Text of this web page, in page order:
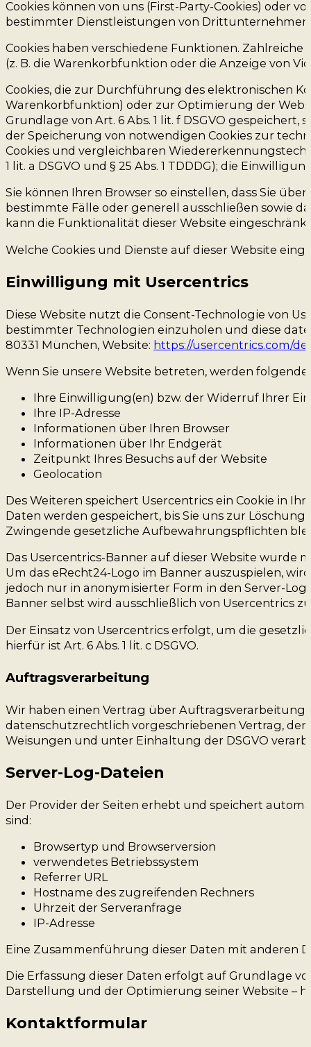
Cookies können von uns (First-Party-Cookies) oder
bestimmter Dienstleistungen von Drittunternehmen
Cookies haben verschiedene Funktionen.
(z. B. die Warenkorbfunktion oder die Anzeige von
Cookies, die zur Durchführung des elektronischen
Warenkorbfunktion) oder zur Optimierung der
Grundlage von Art. 6 Abs. 1 lit. f DSGVO
der Speicherung von notwendigen Cookies zur
Cookies und vergleichbaren
1 lit. a DSGVO und § 25 Abs. 1 TDDDG); die
Sie können Ihren Browser so einstellen, dass Sie
bestimmte Fälle oder generell ausschließen sowie
kann die Funktionalität dieser Website
Welche Cookies und Dienste auf dieser Website
Einwilligung mit Usercentrics
Diese Website nutzt die Consent-Technologie von
bestimmter Technologien einzuholen und diese
80331 München, Website: https://usercentrics.com/de/
Wenn Sie unsere Website betreten, werden
Ihre Einwilligung(en) bzw. der Widerruf Ihrer
Ihre IP-Adresse
Informationen über Ihren Browser
Informationen über Ihr Endgerät
Zeitpunkt Ihres Besuchs auf der Website
Geolocation
Des Weiteren speichert Usercentrics ein Cookie in
Daten werden gespeichert, bis Sie uns zur
Zwingende gesetzliche Aufbewahrungspflichten
Das Usercentrics-Banner auf dieser Website wurde
Um das eRecht24-Logo im Banner auszuspielen,
jedoch nur in anonymisierter Form in den Server-
Banner selbst wird ausschließlich von Usercentrics
Der Einsatz von Usercentrics erfolgt, um die
hierfür ist Art. 6 Abs. 1 lit. c DSGVO.
Auftragsverarbeitung
Wir haben einen Vertrag über Auftragsverarbeitung
datenschutzrechtlich vorgeschriebenen Vertrag,
Weisungen und unter Einhaltung der DSGVO
Server-Log-Dateien
Der Provider der Seiten erhebt und speichert
sind:
Browsertyp und Browserversion
verwendetes Betriebssystem
Referrer URL
Hostname des zugreifenden Rechners
Uhrzeit der Serveranfrage
IP-Adresse
Eine Zusammenführung dieser Daten mit anderen
Die Erfassung dieser Daten erfolgt auf Grundlage
Darstellung und der Optimierung seiner Website –
Kontaktformular